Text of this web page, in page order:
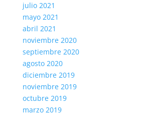
julio 2021
mayo 2021
abril 2021
noviembre 2020
septiembre 2020
agosto 2020
diciembre 2019
noviembre 2019
octubre 2019
marzo 2019